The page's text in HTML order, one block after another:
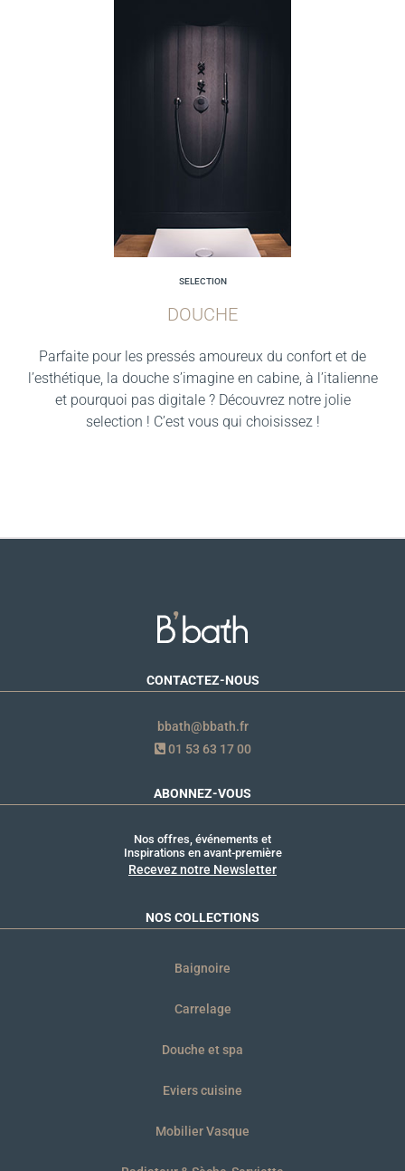
SELECTION
DOUCHE
Parfaite pour les pressés amoureux du confort et de
l’esthétique, la douche s’imagine en cabine, à l’italienne
et pourquoi pas digitale ? Découvrez notre jolie
selection ! C’est vous qui choisissez !
CONTACTEZ-NOUS
bbath@bbath.fr
01 53 63 17 00
ABONNEZ-VOUS
Nos offres, événements et
Inspirations en avant-première
Recevez notre Newsletter
NOS COLLECTIONS
Baignoire
Carrelage
Douche et spa
Eviers cuisine
Mobilier Vasque